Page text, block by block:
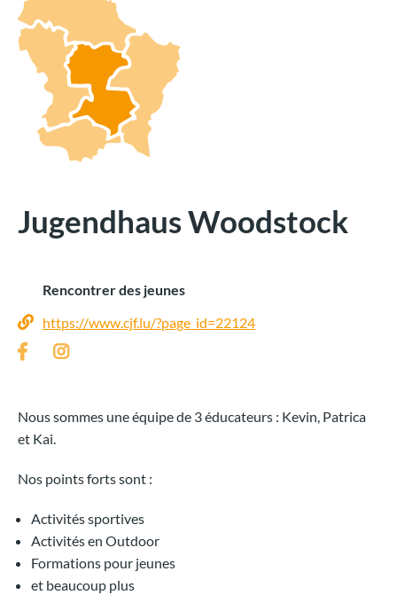
Jugendhaus Woodstock
Rencontrer des jeunes
https://www.cjf.lu/?page_id=22124
Nous sommes une équipe de 3 éducateurs : Kevin, Patrica
et Kai.
Nos points forts sont :
Activités sportives
Activités en Outdoor
Formations pour jeunes
et beaucoup plus